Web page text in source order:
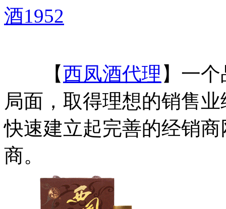
酒1952
【西凤酒代理 】一
局面，取得理想的销售
快速建立起完善的经销
商。